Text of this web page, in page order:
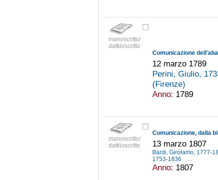
manoscritto/
dattiloscritto
12 marzo 1789
Perini, Giulio,
(Firenze)
Anno: 1789
manoscritto/
dattiloscritto
13 marzo 1807
Bardi, Girolamo, 1777-
1753-1836
Anno: 1807